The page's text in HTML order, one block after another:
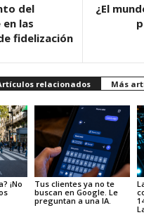
del
las
fidelización
¿El
relacionados Más
¡No
Tus clientes ya no te
buscan en Google. Le
preguntan a una IA.